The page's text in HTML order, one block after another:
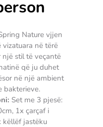
Nature vjjen
në tërë
një stil të veçantë
që ju duhet
në një ambient
bakterieve.
Set me 3 pjesë:
1x çarçaf i
këllëf jastëku